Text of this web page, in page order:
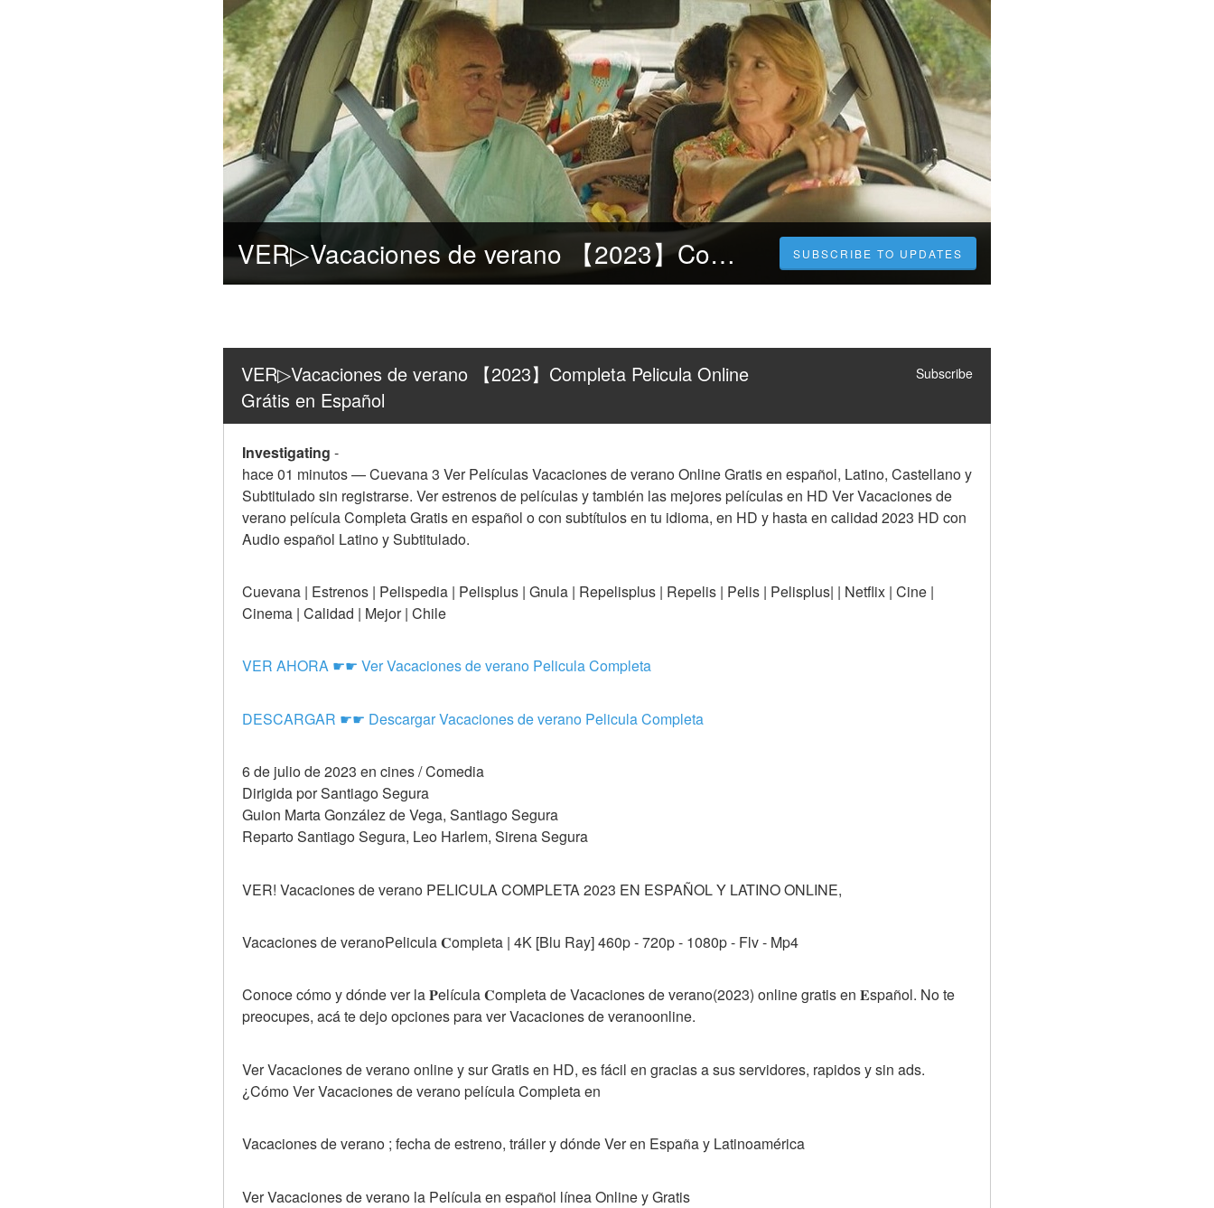
VER▷Vacaciones de verano 【2023】Completa Pelicula Online Grátis en Español SUBSCRIBE TO UPDATES
VER▷Vacaciones de verano 【2023】Completa Pelicula Online
Grátis en Español
Subscribe
Investigating -
hace 01 minutos — Cuevana 3 Ver Películas Vacaciones de verano Online Gratis en español, Latino, Castellano y
Subtitulado sin registrarse. Ver estrenos de películas y también las mejores películas en HD Ver Vacaciones de
verano película Completa Gratis en español o con subtítulos en tu idioma, en HD y hasta en calidad 2023 HD con
Audio español Latino y Subtitulado.
Cuevana | Estrenos | Pelispedia | Pelisplus | Gnula | Repelisplus | Repelis | Pelis | Pelisplus| | Netflix | Cine |
Cinema | Calidad | Mejor | Chile
VER AHORA ☛☛ Ver Vacaciones de verano Pelicula Completa
DESCARGAR ☛☛ Descargar Vacaciones de verano Pelicula Completa
6 de julio de 2023 en cines / Comedia
Dirigida por Santiago Segura
Guion Marta González de Vega, Santiago Segura
Reparto Santiago Segura, Leo Harlem, Sirena Segura
VER! Vacaciones de verano PELICULA COMPLETA 2023 EN ESPAÑOL Y LATINO ONLINE,
Vacaciones de veranoPelicula 𝐂ompleta | 4K [Blu Ray] 460p - 720p - 1080p - Flv - Mp4
Conoce cómo y dónde ver la 𝐏elícula 𝐂ompleta de Vacaciones de verano(2023) online gratis en 𝐄spañol. No te
preocupes, acá te dejo opciones para ver Vacaciones de veranoonline.
Ver Vacaciones de verano online y sur Gratis en HD, es fácil en gracias a sus servidores, rapidos y sin ads.
¿Cómo Ver Vacaciones de verano película Completa en
Vacaciones de verano ; fecha de estreno, tráiler y dónde Ver en España y Latinoamérica
Ver Vacaciones de verano la Película en español línea Online y Gratis